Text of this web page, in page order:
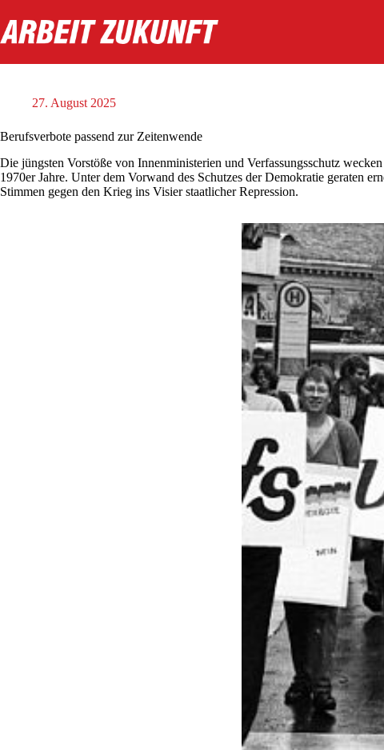
Inhalt
springen
27. August 2025
Berufsverbote passend zur Zeitenwende
Die jüngsten Vorstöße von Innenministerien und Verfassungsschutz
1970er Jahre. Unter dem Vorwand des Schutzes der Demokratie geraten
Stimmen gegen den Krieg ins Visier staatlicher Repression.